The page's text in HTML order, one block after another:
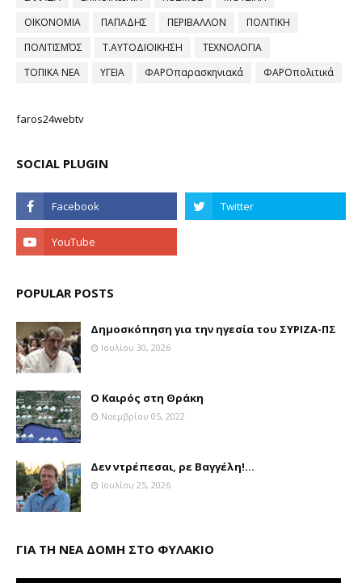
ΟΙΚΟΝΟΜΙΑ
ΠΑΠΑΔΗΣ ΠΕΡΙΒΑΛΛΟΝ
ΠΟΛΙΤΙΚΗ
ΠΟΛΙΤΙΣΜΌΣ
Τ.ΑΥΤΟΔΙΟΙΚΗΣΗ
ΤΕΧΝΟΛΟΓΙΑ
ΤΟΠΙΚΑ ΝΕΑ
ΥΓΕΙΑ ΦΑΡΟπαρασκηνιακά ΦΑΡΟπολιτικά
faros24webtv
SOCIAL PLUGIN
POPULAR POSTS
Δημοσκόπηση για την ηγεσία του ΣΥΡΙΖΑ-ΠΣ
Ιουλίου 30, 2026
Ο Καιρός στη Θράκη
Νοεμβρίου 05, 2022
Δεν ντρέπεσαι, ρε Βαγγέλη!...
Ιουλίου 25, 2026
ΓΙΑ ΤΗ ΝΕΑ ΔΟΜΗ ΣΤΟ ΦΥΛΑΚΙΟ